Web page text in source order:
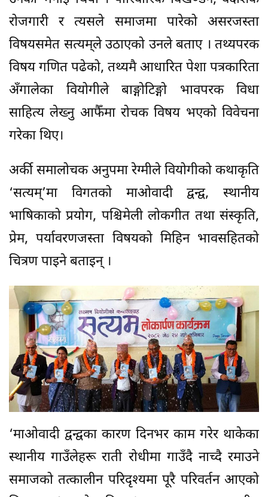
रोजगारी र त्यसले समाजमा पारेको असरजस्ता
विषयसमेत सत्यम्‌ले उठाएको उनले बताए । तथ्यपरक
विषय गणित पढेको, तथ्यमै आधारित पेशा पत्रकारिता
अँगालेका वियोगीले बाङ्गोटिङ्गो भावपरक विधा
साहित्य लेख्नु आफैँमा रोचक विषय भएको विवेचना
गरेका थिए।
अर्की समालोचक अनुपमा रेग्मीले वियोगीको कथाकृति
‘सत्यम्’मा विगतको माओवादी द्वन्द्व, स्थानीय
भाषिकाको प्रयोग, पश्चिमेली लोकगीत तथा संस्कृति,
प्रेम, पर्यावरणजस्ता विषयको मिहिन भावसहितको
चित्रण पाइने बताइन् ।
‘माओवादी द्वन्द्वका कारण दिनभर काम गरेर थाकेका
स्थानीय गाउँलेहरू राती रोधीमा गाउँदै नाच्दै रमाउने
समाजको तत्कालीन परिदृश्यमा पूरै परिवर्तन आएको